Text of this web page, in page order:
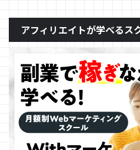
アフィリエイトが学べるス